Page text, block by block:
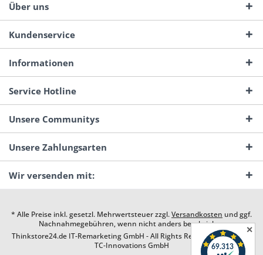
Über uns
Kundenservice
Informationen
Service Hotline
Unsere Communitys
Unsere Zahlungsarten
Wir versenden mit:
* Alle Preise inkl. gesetzl. Mehrwertsteuer zzgl.Versandkosten und ggf.
Nachnahmegebühren, wenn nicht anders beschrieben
Thinkstore24.de IT-Remarketing GmbH - All Rights Reserved. Design by
TC-Innovations GmbH
✕